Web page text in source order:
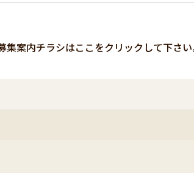
集案内チラシはここをクリックして下さい